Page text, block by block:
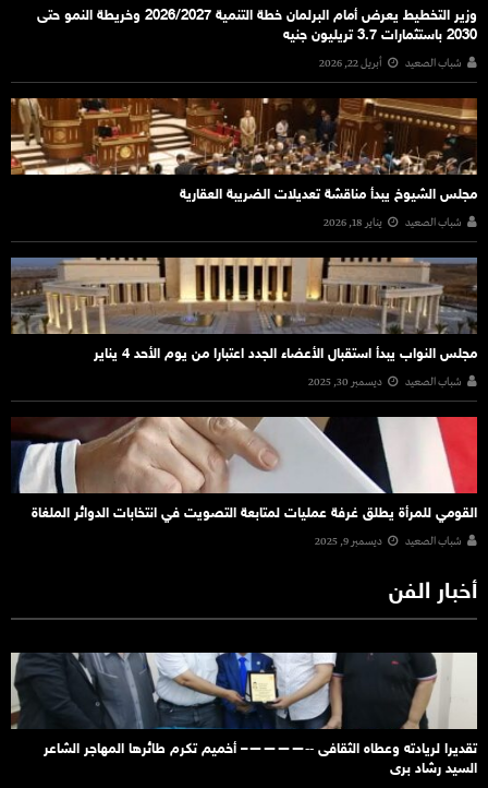
وزير التخطيط يعرض أمام البرلمان خطة التنمية 2026/2027 وخريطة النمو حتى
2030 باستثمارات 3.7 تريليون جنيه
شباب الصعيد أبريل 22, 2026
مجلس الشيوخ يبدأ مناقشة تعديلات الضريبة العقارية
شباب الصعيد يناير 18, 2026
مجلس النواب يبدأ استقبال الأعضاء الجدد اعتبارا من يوم الأحد 4 يناير
شباب الصعيد ديسمبر 30, 2025
القومي للمرأة يطلق غرفة عمليات لمتابعة التصويت في انتخابات الدوائر الملغاة
شباب الصعيد ديسمبر 9, 2025
أخبار الفن
تقديرا لريادته وعطاه الثقافى ‐‐————– أخميم تكرم طائرها المهاجر الشاعر
السيد رشاد برى